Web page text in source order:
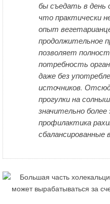
бы съедать в день
что практически
опыт
продолжительное
позволяет
потребность
даже без
источников.
прогулки на
значительно
профилактика